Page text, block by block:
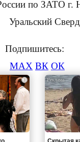
по ЗАТО г.
Уральский
Подпишитесь:
MAX ВК ОК
i